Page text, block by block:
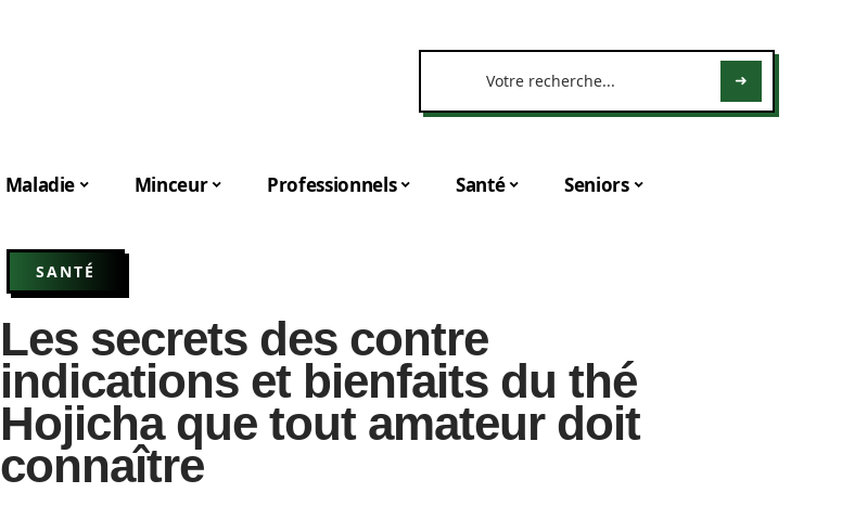
Maladie Minceur Professionnels Santé Seniors
SANTÉ
Les secrets des contre
indications et bienfaits du thé
Hojicha que tout amateur doit
connaître